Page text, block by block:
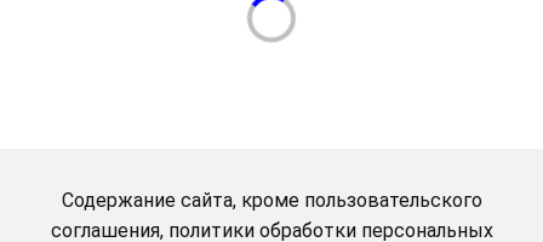
Содержание сайта, кроме пользовательского
соглашения, политики обработки персональных